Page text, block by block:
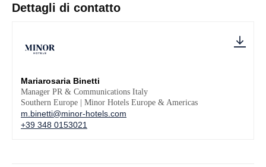
Dettagli di contatto
Mariarosaria Binetti
Manager PR & Communications Italy
Southern Europe | Minor Hotels Europe & Americas
m.binetti@minor-hotels.com
+39 348 0153021